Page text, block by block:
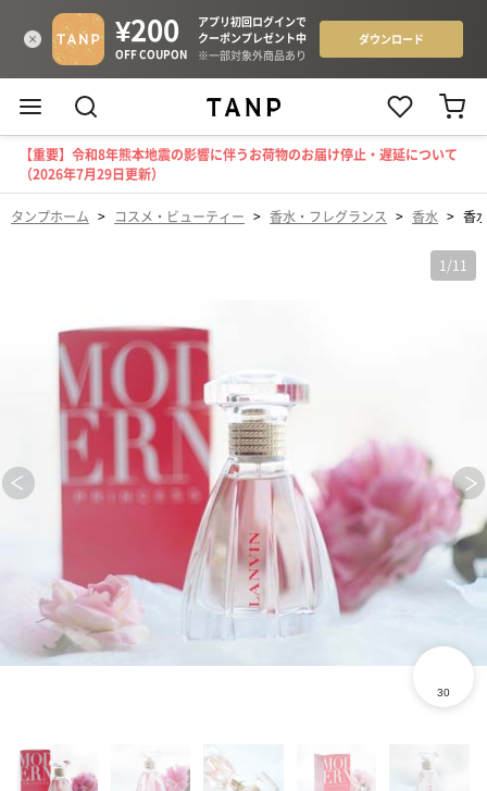
【重要】令和8年熊本地震の影響に伴うお荷物のお届け停止・遅延について
（2026年7月29日更新）
タンプホーム > コスメ・ビューティー > 香水・フレグランス > 香水 > 香
1 /11